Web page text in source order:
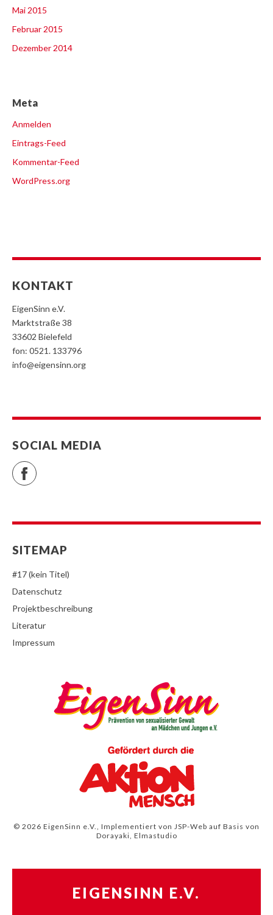
Mai 2015
Februar 2015
Dezember 2014
Meta
Anmelden
Eintrags-Feed
Kommentar-Feed
WordPress.org
KONTAKT
EigenSinn e.V.
Marktstraße 38
33602 Bielefeld
fon: 0521. 133796
info@eigensinn.org
SOCIAL MEDIA
Facebook
SITEMAP
#17 (kein Titel)
Datenschutz
Projektbeschreibung
Literatur
Impressum
© 2026 EigenSinn e.V., Implementiert von JSP-Web auf Basis von
Dorayaki, Elmastudio
EIGENSINN E.V.